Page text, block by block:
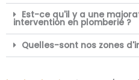
Est-ce qu'il y a une
intervention en plomberie ?
Quelles-sont nos zones